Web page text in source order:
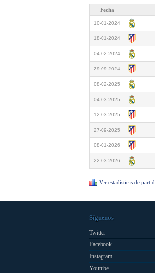
Fecha
10-01-2024
18-01-2024
04-02-2024
29-09-2024
08-02-2025
04-03-2025
12-03-2025
27-09-2025
08-01-2026
22-03-2026
Ver estadísticas de
Síguenos
Twitter
Facebook
Instagram
Youtube